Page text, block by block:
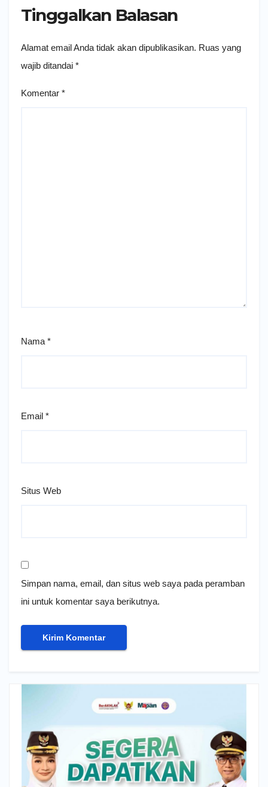
Tinggalkan Balasan
Alamat email Anda tidak akan dipublikasikan. Ruas yang
wajib ditandai *
Komentar *
Nama *
Email *
Situs Web
Simpan nama, email, dan situs web saya pada peramban
ini untuk komentar saya berikutnya.